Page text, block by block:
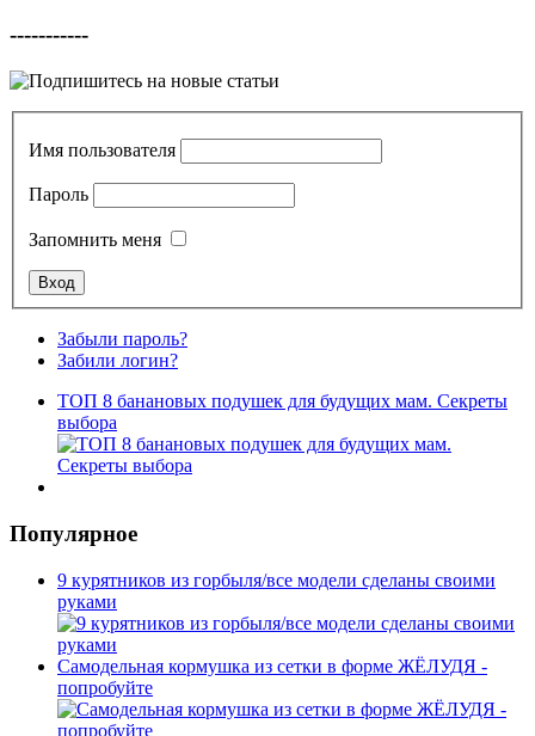
-----------
Имя пользователя
Пароль
Запомнить меня
Забыли пароль?
Забили логин?
ТОП 8 банановых подушек для будущих мам. Секреты
выбора
Популярное
9 курятников из горбыля/все модели сделаны своими
руками
Самодельная кормушка из сетки в форме ЖЁЛУДЯ -
попробуйте